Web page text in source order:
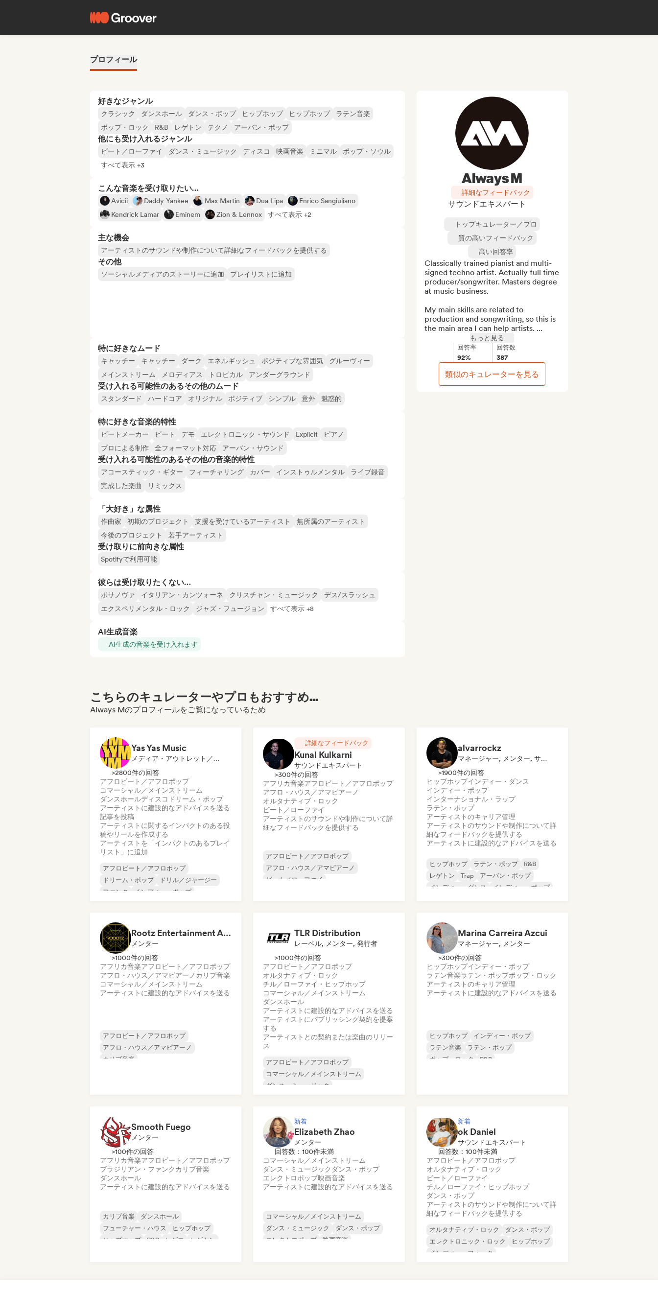
プロフィール
好きなジャンル
クラシック ダンスホール ダンス・ポップ ヒップホップ ヒップホップ
ラテン音楽
ポップ・ロック
R&B レゲトン テクノ アーバン・ポップ
他にも受け入れるジャンル
ビート／ローファイ ダンス・ミュージック ディスコ 映画音楽 ミニマル
ポップ・ソウル
すべて表示 +3
こんな音楽を受け取りたい…
Avicii Daddy Yankee Max Martin Dua Lipa
Enrico Sangiuliano
Kendrick Lamar
Eminem Zion & Lennox すべて表示 +2
主な機会
アーティストのサウンドや制作について詳細なフィードバックを提供する
その他
ソーシャルメディアのストーリーに追加 プレイリストに追加
特に好きなムード
キャッチー キャッチー ダーク エネルギッシュ ポジティブな雰囲気
グルーヴィー
メインストリーム
メロディアス トロピカル アンダーグラウンド
受け入れる可能性のあるその他のムード
スタンダード ハードコア オリジナル ポジティブ シンプル 意外 魅惑的
特に好きな音楽的特性
ビートメーカー ビート デモ エレクトロニック・サウンド Explicit
ピアノ
プロによる制作
全フォーマット対応 アーバン・サウンド
受け入れる可能性のあるその他の音楽的特性
アコースティック・ギター フィーチャリング カバー インストゥルメンタル
ライブ録音
完成した楽曲
リミックス
「大好き」な属性
作曲家 初期のプロジェクト 支援を受けているアーティスト
無所属のアーティスト
今後のプロジェクト
若手アーティスト
受け取りに前向きな属性
Spotifyで利用可能
彼らは受け取りたくない…
ボサノヴァ イタリアン・カンツォーネ クリスチャン・ミュージック
デス/スラッシュ
エクスペリメンタル・ロック
ジャズ・フュージョン すべて表示 +8
AI生成音楽
AI生成の音楽を受け入れます
Always M
詳細なフィードバック
サウンドエキスパート
トップキュレーター／プロ
質の高いフィードバック
高い回答率
Classically trained pianist and multi-
signed techno artist. Actually full time
producer/songwriter. Masters degree
at music business.
My main skills are related to
production and songwriting, so this is
the main area I can help artists. ...
もっと見る
回答率
92%
回答数
387
類似のキュレーターを見る
こちらのキュレーターやプロもおすすめ...
Always Mのプロフィールをご覧になっているため
Yas Yas Music
メディア・アウトレット／ジャーナリスト, メンター, プレイリスト・キュレーター, ソーシャルメディアインフルエンサー
>2800件の回答
アフロビート／アフロポップ
コマーシャル／メインストリーム
ダンスホールディスコ ドリーム・ポップ
アーティストに建設的なアドバイスを送る
記事を投稿
アーティストに関するインパクトのある投
稿やリールを作成する
アーティストを「インパクトのあるプレイ
リスト」に追加
アフロビート／アフロポップ
ドリーム・ポップ
ドリル／ジャージー
ファンク
インディー・ポップ
詳細なフィードバック
Kunal Kulkarni
サウンドエキスパート
>300件の回答
アフリカ音楽アフロビート／アフロポップ
アフロ・ハウス／アマピアーノ
オルタナティブ・ロック
ビート／ローファイ
アーティストのサウンドや制作について詳
細なフィードバックを提供する
アフロビート／アフロポップ
アフロ・ハウス／アマピアーノ
ビート／ローファイ
alvarrockz
マネージャー, メンター, サウンドエキスパート
>1900件の回答
ヒップホップインディー・ダンス
インディー・ポップ
インターナショナル・ラップ
ラテン・ポップ
アーティストのキャリア管理
アーティストのサウンドや制作について詳
細なフィードバックを提供する
アーティストに建設的なアドバイスを送る
ヒップホップ ラテン・ポップ
R&B
レゲトン
Trap
アーバン・ポップ
インディー・ダンス
インディー・ポップ
Rootz Entertainment Agency
メンター
>1000件の回答
アフリカ音楽アフロビート／アフロポップ
アフロ・ハウス／アマピアーノ カリブ音楽
コマーシャル／メインストリーム
アーティストに建設的なアドバイスを送る
アフロビート／アフロポップ
アフロ・ハウス／アマピアーノ
カリブ音楽
TLR Distribution
レーベル, メンター, 発行者
>1000件の回答
アフロビート／アフロポップ
オルタナティブ・ロック
チル／ローファイ・ヒップホップ
コマーシャル／メインストリーム
ダンスホール
アーティストに建設的なアドバイスを送る
アーティストにパブリッシング契約を提案
する
アーティストとの契約または楽曲のリリー
ス
アフロビート／アフロポップ
コマーシャル／メインストリーム
ダンス・ミュージック
ポップ・ロック
Marina Carreira Azcui
マネージャー, メンター
>300件の回答
ヒップホップインディー・ポップ
ラテン音楽ラテン・ポップポップ・ロック
アーティストのキャリア管理
アーティストに建設的なアドバイスを送る
ヒップホップ
インディー・ポップ
ラテン音楽
ラテン・ポップ
ポップ・ロック
R&B
Smooth Fuego
メンター
>100件の回答
アフリカ音楽アフロビート／アフロポップ
ブラジリアン・ファンク カリブ音楽
ダンスホール
アーティストに建設的なアドバイスを送る
カリブ音楽
ダンスホール
フューチャー・ハウス
ヒップホップ
ヒップホップ
R&B レゲエ レゲトン
新着
Elizabeth Zhao
メンター
回答数：100件未満
コマーシャル／メインストリーム
ダンス・ミュージック ダンス・ポップ
エレクトロポップ映画音楽
アーティストに建設的なアドバイスを送る
コマーシャル／メインストリーム
ダンス・ミュージック
ダンス・ポップ
エレクトロポップ
映画音楽
新着
ok Daniel
サウンドエキスパート
回答数：100件未満
アフロビート／アフロポップ
オルタナティブ・ロック
ビート／ローファイ
チル／ローファイ・ヒップホップ
ダンス・ポップ
アーティストのサウンドや制作について詳
細なフィードバックを提供する
オルタナティブ・ロック
ダンス・ポップ
エレクトロニック・ロック
ヒップホップ
インディー・フォーク